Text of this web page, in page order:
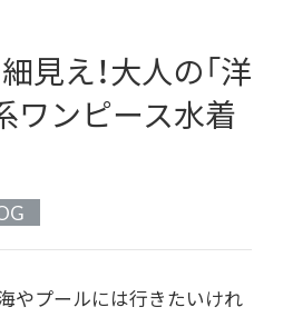
見え！大人の「洋
ワンピース水着
海やプールには行きたいけれ